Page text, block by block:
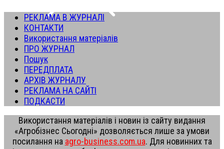
РЕКЛАМА В ЖУРНАЛІ
КОНТАКТИ
Використання матеріалів
ПРО ЖУРНАЛ
Пошук
ПЕРЕДПЛАТА
АРХІВ ЖУРНАЛУ
РЕКЛАМА НА САЙТІ
ПОДКАСТИ
Використання матеріалів і новин із сайту видання
«Агробізнес Сьогодні» дозволяється лише за умови
посилання на agro-business.com.ua. Для новинних та